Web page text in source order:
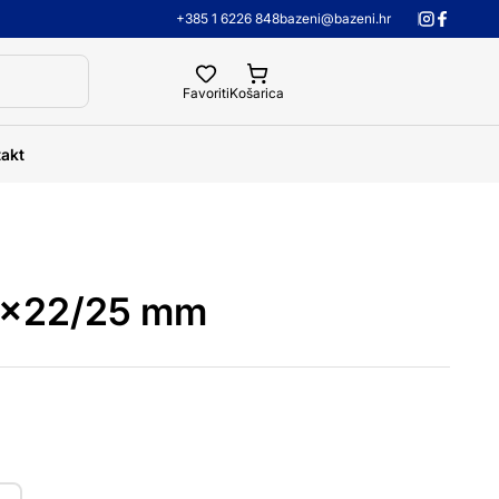
+385 1 6226 848bazeni@bazeni.hr
FavoritiKošarica
25 mm